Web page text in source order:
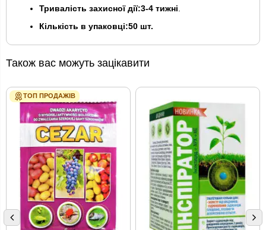
Тривалість захисної дії:3-4 тижні.
Кількість в упаковці:50 шт.
Також вас можуть зацікавити
ТОП ПРОДАЖІВ